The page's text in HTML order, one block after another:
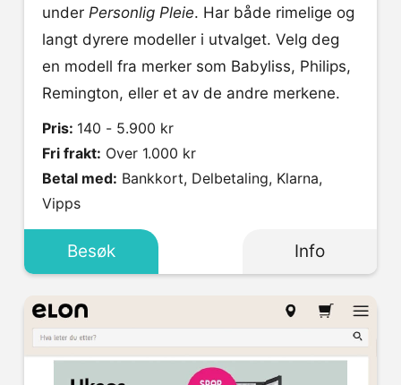
under Personlig Pleie. Har både rimelige og
langt dyrere modeller i utvalget. Velg deg
en modell fra merker som Babyliss, Philips,
Remington, eller et av de andre merkene.
Pris: 140 - 5.900 kr
Fri frakt: Over 1.000 kr
Betal med:
Vipps
Besøk Info